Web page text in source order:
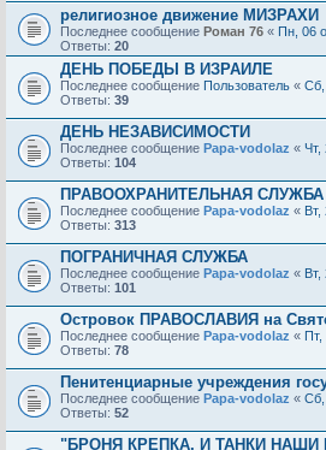
религиозное движение МИЗРАХИ
Последнее сообщение Роман 76 « Пн, 06
Ответы: 20
ДЕНЬ ПОБЕДЫ В ИЗРАИЛЕ
Последнее сообщение Пользователь « Сб,
Ответы: 39
ДЕНЬ НЕЗАВИСИМОСТИ
Последнее сообщение Papa-vodolaz « Чт,
Ответы: 104
ПРАВООХРАНИТЕЛЬНАЯ
Последнее сообщение Papa-vodolaz « Вт,
Ответы: 313
ПОГРАНИЧНАЯ СЛУЖБА
Последнее сообщение Papa-vodolaz « Вт,
Ответы: 101
Островок ПРАВОСЛАВИЯ на
Последнее сообщение Papa-vodolaz « Пт,
Ответы: 78
Пенитенциарные учреждения
Последнее сообщение Papa-vodolaz « Сб,
Ответы: 52
"БРОНЯ КРЕПКА, И ТАНКИ НАШИ